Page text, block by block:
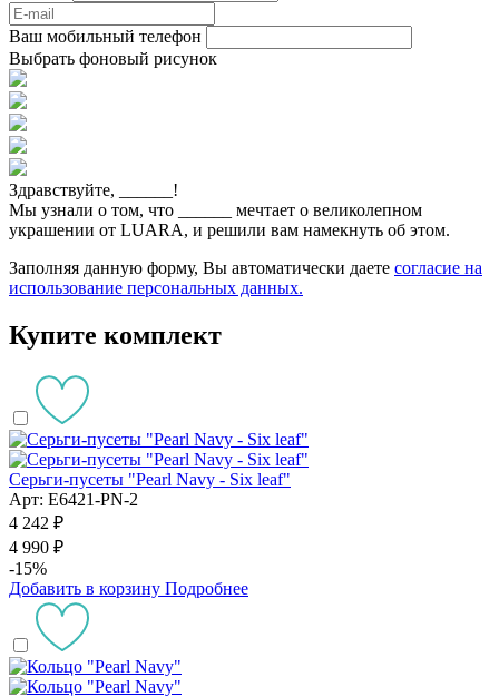
Ваш мобильный телефон
Выбрать фоновый рисунок
Здравствуйте,
!
Мы узнали о том, что
мечтает о великолепном
украшении от LUARA, и решили вам намекнуть об этом.
Заполняя данную форму, Вы автоматически даете согласие на
использование персональных данных.
Купите комплект
Серьги-пусеты "Pearl Navy - Six leaf"
Арт: E6421-PN-2
4 242 ₽
4 990 ₽
-15%
Добавить в корзину Подробнее